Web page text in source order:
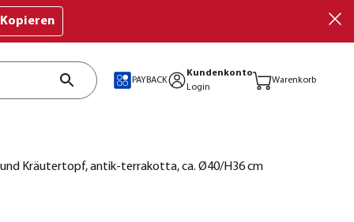
Kopieren
PAYBACK
Kundenkonto
Login
Warenkorb
Kräutertopf, antik-terrakotta, ca. Ø40/H36 cm